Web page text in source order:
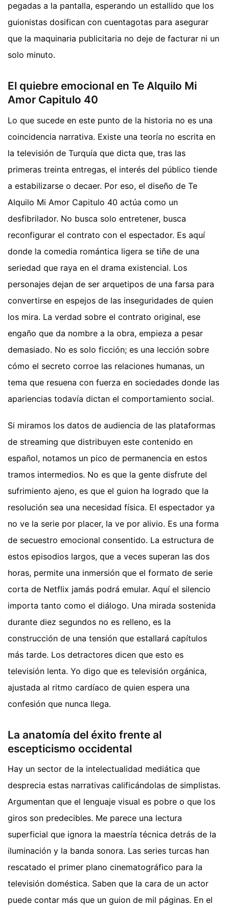
pegadas a la pantalla, esperando un estallido que los
guionistas dosifican con cuentagotas para asegurar
que la maquinaria publicitaria no deje de facturar ni un
solo minuto.
El quiebre emocional en Te Alquilo Mi
Amor Capitulo 40
Lo que sucede en este punto de la historia no es una
coincidencia narrativa. Existe una teoría no escrita en
la televisión de Turquía que dicta que, tras las
primeras treinta entregas, el interés del público tiende
a estabilizarse o decaer. Por eso, el diseño de Te
Alquilo Mi Amor Capitulo 40 actúa como un
desfibrilador. No busca solo entretener, busca
reconfigurar el contrato con el espectador. Es aquí
donde la comedia romántica ligera se tiñe de una
seriedad que raya en el drama existencial. Los
personajes dejan de ser arquetipos de una farsa para
convertirse en espejos de las inseguridades de quien
los mira. La verdad sobre el contrato original, ese
engaño que da nombre a la obra, empieza a pesar
demasiado. No es solo ficción; es una lección sobre
cómo el secreto corroe las relaciones humanas, un
tema que resuena con fuerza en sociedades donde las
apariencias todavía dictan el comportamiento social.
Si miramos los datos de audiencia de las plataformas
de streaming que distribuyen este contenido en
español, notamos un pico de permanencia en estos
tramos intermedios. No es que la gente disfrute del
sufrimiento ajeno, es que el guion ha logrado que la
resolución sea una necesidad física. El espectador ya
no ve la serie por placer, la ve por alivio. Es una forma
de secuestro emocional consentido. La estructura de
estos episodios largos, que a veces superan las dos
horas, permite una inmersión que el formato de serie
corta de Netflix jamás podrá emular. Aquí el silencio
importa tanto como el diálogo. Una mirada sostenida
durante diez segundos no es relleno, es la
construcción de una tensión que estallará capítulos
más tarde. Los detractores dicen que esto es
televisión lenta. Yo digo que es televisión orgánica,
ajustada al ritmo cardíaco de quien espera una
confesión que nunca llega.
La anatomía del éxito frente al
escepticismo occidental
Hay un sector de la intelectualidad mediática que
desprecia estas narrativas calificándolas de simplistas.
Argumentan que el lenguaje visual es pobre o que los
giros son predecibles. Me parece una lectura
superficial que ignora la maestría técnica detrás de la
iluminación y la banda sonora. Las series turcas han
rescatado el primer plano cinematográfico para la
televisión doméstica. Saben que la cara de un actor
puede contar más que un guion de mil páginas. En el